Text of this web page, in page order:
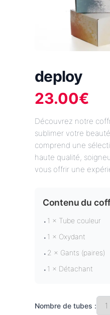
deploy
23.00€
Découvrez notre
sublimer votre
comprend une
haute qualité,
vous offrir une
Contenu du
• 1 × Tube couleur
• 1 × Oxydant
• 2 × Gants (paires)
• 1 × Détachant
Nombre de tubes :